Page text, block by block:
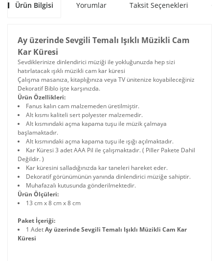
Ürün Bilgisi Yorumlar Taksit Seçenekleri
Ay üzerinde Sevgili Temalı Işıklı Müzikli Cam
Kar Küresi
Sevdiklerinize dinlendirici müziği ile yokluğunuzda hep sizi
hatırlatacak ışıklı müzikli cam kar küresi
Çalışma masanıza, kitaplığınıza veya TV ünitenize koyabileceğiniz
Dekoratif Biblo işte karşınızda.
Ürün Özellikleri:
Fanus kalın cam malzemeden üretilmiştir.
Alt kısmı kaliteli sert polyester malzemedir.
Alt kısmındaki açma kapama tuşu ile müzik çalmaya
başlamaktadır.
Alt kısmındaki açma kapama tuşu ile ışığı açılmaktadır.
Kar Küresi 3 adet AAA Pil ile çalışmaktadır. ( Piller Pakete Dahil
Değildir. )
Kar küresini salladığınızda kar taneleri hareket eder.
Dekoratif görünümünün yanında dinlendirici müziğe sahiptir.
Muhafazalı kutusunda gönderilmektedir.
Ürün Ölçüleri:
13 cm x 8 cm x 8 cm
Paket İçeriği:
1 AdetAy üzerinde Sevgili Temalı Işıklı Müzikli Cam Kar
Küresi